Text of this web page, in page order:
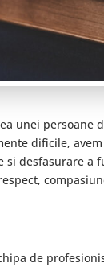
unei persoane
dificile,
desfasurare a
de